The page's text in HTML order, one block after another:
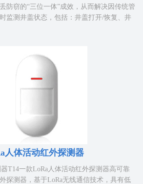
防窃的“三位一体”成效，从而解决因传统管
监测井盖状态，包括：井盖打开/恢复、井
人体活动红外探测器
T14一款LoRa人体活动红外探测器高可靠
探测器，基于LoRa无线通信技术，具有低